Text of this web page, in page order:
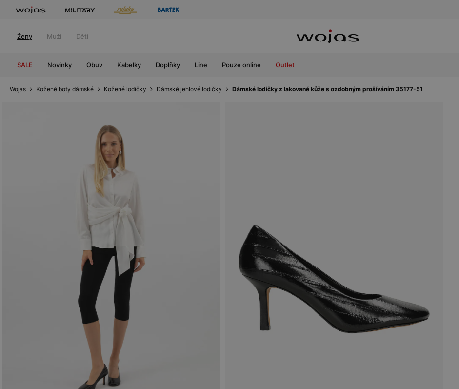
Ženy Muži Děti
SALE Novinky Obuv Kabelky Doplňky Line Pouze online Outlet
Wojas Kožené boty dámské Kožené lodičky Dámské jehlové lodičky Dámské lodičky z lakované kůže s ozdobným prošíváním 35177-51